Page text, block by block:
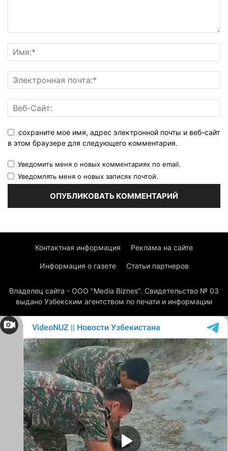
сохраните мое имя, адрес электронной почты и веб-сайт
в этом браузере для следующего комментария.
Уведомить меня о новых комментариях по email.
Уведомлять меня о новых записях почтой.
Контактная информация Реклама на сайте
Информация о газете Статьи партнеров
Владелец сайта - ООО "Media Biznes". Свидетельство № 03
выдано Узбекским агентством по печати и информации